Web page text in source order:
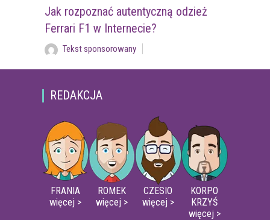
Jak rozpoznać autentyczną odzież
Ferrari F1 w Internecie?
Tekst sponsorowany
REDAKCJA
FRANIA
więcej >
ROMEK
więcej >
CZESIO
więcej >
KORPO
KRZYŚ
więcej >